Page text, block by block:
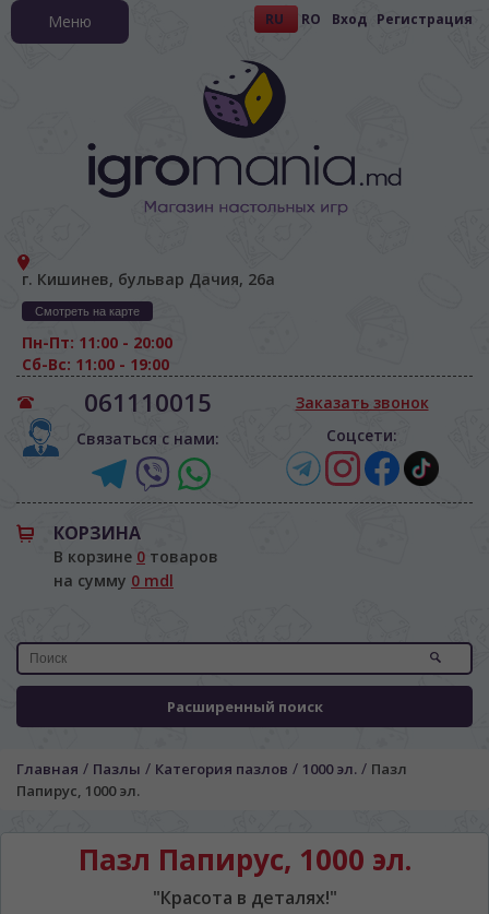
RU RO Вход Регистрация
г. Кишинев, бульвар Дачия, 26а
Смотреть на карте
Пн-Пт: 11:00 - 20:00
Сб-Вс: 11:00 - 19:00
061110015
Связаться с нами:
Заказать звонок
Соцсети:
КОРЗИНА
В корзине 0 товаров
на сумму 0 mdl
Расширенный поиск
Меню
Главная / Пазлы / Категория пазлов / 1000 эл. / Пазл
Папирус, 1000 эл.
Пазл Папирус, 1000 эл.
"Красота в деталях!"
ЯЗЫК САЙТА / LIMBA SITE-ULUI
На каком языке Вы хотите
просматривать наш сайт?
Беспокоим Вас только один раз, далее
сохраним Ваш выбор языка.
Vă vom deranja doar o singură dată, apoi vă